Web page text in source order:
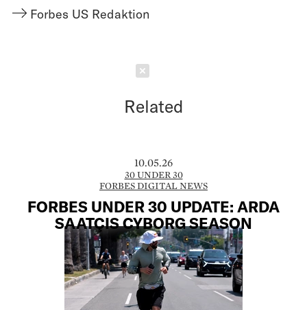
Forbes US Redaktion
Related
10.05.26
30 UNDER 30
FORBES DIGITAL NEWS
FORBES UNDER 30 UPDATE: ARDA
SAATÇIS CYBORG SEASON